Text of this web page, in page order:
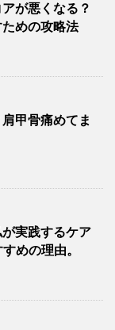
が悪くなる？
めの攻略法
甲骨痛めてま
実践するケア
めの理由。